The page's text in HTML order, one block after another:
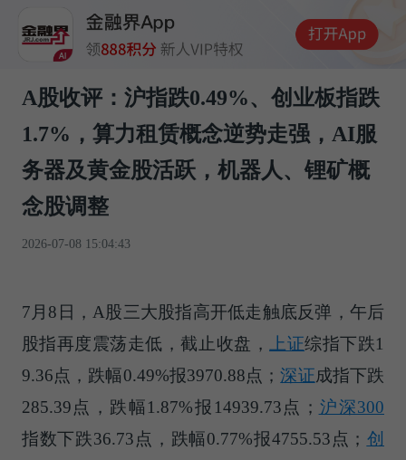
A股收评：沪指跌0.49%、创业板指跌
1.7%，算力租赁概念逆势走强，AI服
务器及黄金股活跃，机器人、锂矿概
念股调整
2026-07-08 15:04:43
7月8日，A股三大股指高开低走触底反弹，午后
股指再度震荡走低，截止收盘，
上证综指下跌1
9.36点，跌幅0.49%报3970.88点；深证成指下跌
285.39点，跌幅1.87%报14939.73点； 沪深300
指数下跌36.73点，跌幅0.77%报4755.53点； 创